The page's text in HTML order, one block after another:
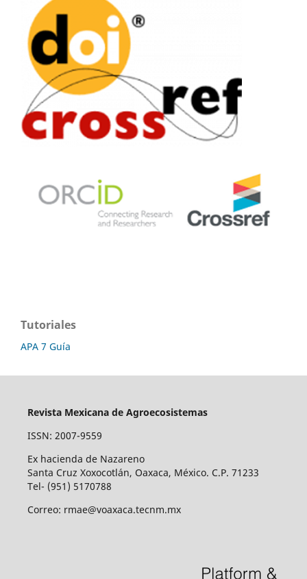
Tutoriales
APA 7 Guía
Revista Mexicana de Agroecosistemas
ISSN: 2007-9559
Ex hacienda de Nazareno
Santa Cruz Xoxocotlán, Oaxaca, México. C.P. 71233
Tel- (951) 5170788
Correo: rmae@voaxaca.tecnm.mx